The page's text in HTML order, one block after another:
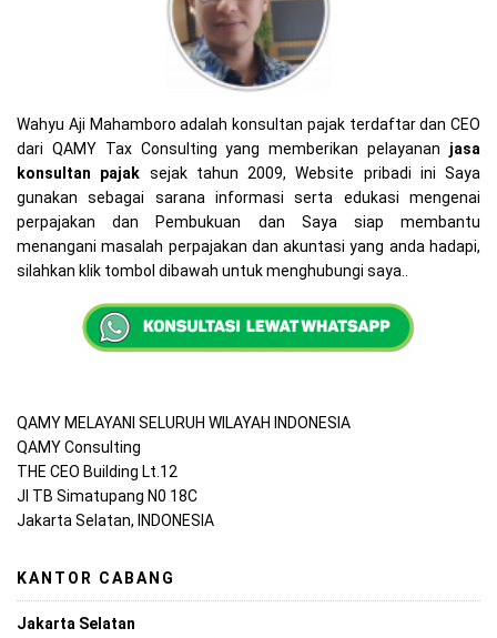
Wahyu Aji Mahamboro adalah konsultan pajak terdaftar dan CEO
dari QAMY Tax Consulting yang memberikan pelayanan jasa
konsultan pajak sejak tahun 2009, Website pribadi ini Saya
gunakan sebagai sarana informasi serta edukasi mengenai
perpajakan dan Pembukuan dan Saya siap membantu
menangani masalah perpajakan dan akuntasi yang anda hadapi,
silahkan klik tombol dibawah untuk menghubungi saya..
QAMY MELAYANI SELURUH WILAYAH INDONESIA
QAMY Consulting
THE CEO Building Lt.12
Jl TB Simatupang N0 18C
Jakarta Selatan, INDONESIA
KANTOR CABANG
Jakarta Selatan